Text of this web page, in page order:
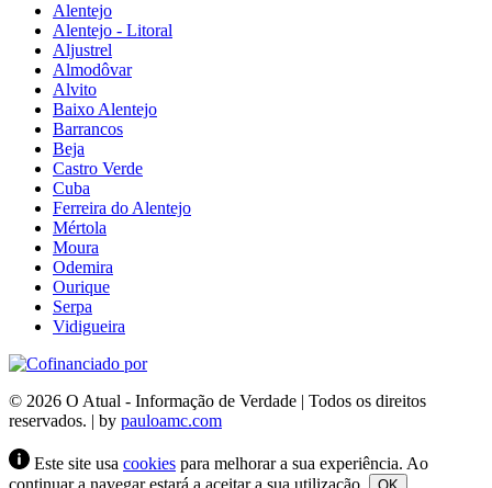
Alentejo
Alentejo - Litoral
Aljustrel
Almodôvar
Alvito
Baixo Alentejo
Barrancos
Beja
Castro Verde
Cuba
Ferreira do Alentejo
Mértola
Moura
Odemira
Ourique
Serpa
Vidigueira
© 2026 O Atual - Informação de Verdade | Todos os direitos
reservados. | by pauloamc.com
Este site usa cookies para melhorar a sua experiência. Ao